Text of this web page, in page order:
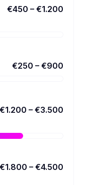
€450 – €1.200
€250 – €900
€1.200 – €3.500
€1.800 – €4.500